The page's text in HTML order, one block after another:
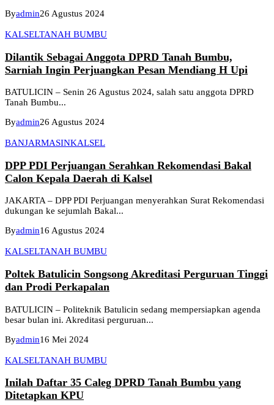
Byadmin26 Agustus 2024
KALSELTANAH BUMBU
Dilantik Sebagai Anggota DPRD Tanah Bumbu,
Sarniah Ingin Perjuangkan Pesan Mendiang H Upi
BATULICIN – Senin 26 Agustus 2024, salah satu anggota DPRD
Tanah Bumbu...
Byadmin26 Agustus 2024
BANJARMASINKALSEL
DPP PDI Perjuangan Serahkan Rekomendasi Bakal
Calon Kepala Daerah di Kalsel
JAKARTA – DPP PDI Perjuangan menyerahkan Surat Rekomendasi
dukungan ke sejumlah Bakal...
Byadmin16 Agustus 2024
KALSELTANAH BUMBU
Poltek Batulicin Songsong Akreditasi Perguruan Tinggi
dan Prodi Perkapalan
BATULICIN – Politeknik Batulicin sedang mempersiapkan agenda
besar bulan ini. Akreditasi perguruan...
Byadmin16 Mei 2024
KALSELTANAH BUMBU
Inilah Daftar 35 Caleg DPRD Tanah Bumbu yang
Ditetapkan KPU